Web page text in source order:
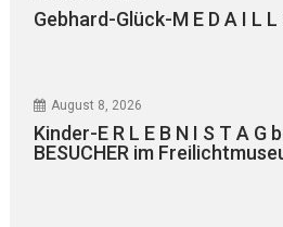
Gebhard-Glück-M E D A I L
August 8, 2026
Kinder-E R L E B N I S T A G
BESUCHER im